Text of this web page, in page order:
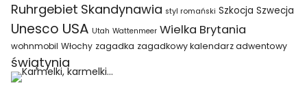
Ruhrgebiet Skandynawia styl romański Szkocja Szwecja
Unesco USA Utah Wattenmeer Wielka Brytania
wohnmobil Włochy zagadka zagadkowy kalendarz adwentowy
świątynia